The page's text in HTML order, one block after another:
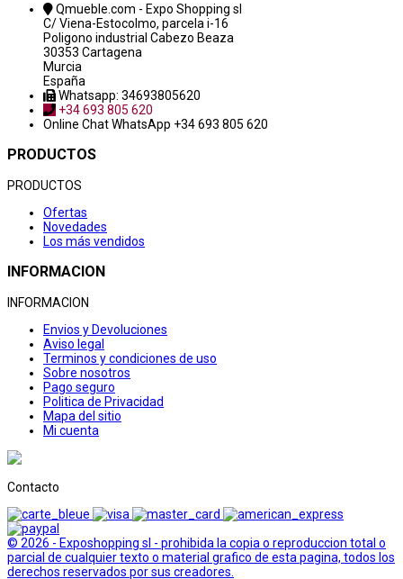
Qmueble.com - Expo Shopping sl
C/ Viena-Estocolmo, parcela i-16
Poligono industrial Cabezo Beaza
30353 Cartagena
Murcia
España
Whatsapp: 34693805620
+34 693 805 620
Online ChatWhatsApp +34 693 805 620
PRODUCTOS
PRODUCTOS
Ofertas
Novedades
Los más vendidos
INFORMACION
INFORMACION
Envios y Devoluciones
Aviso legal
Terminos y condiciones de uso
Sobre nosotros
Pago seguro
Politica de Privacidad
Mapa del sitio
Mi cuenta
Contacto
© 2026 - Exposhopping sl - prohibida la copia o reproduccion total o
parcial de cualquier texto o material grafico de esta pagina, todos los
derechos reservados por sus creadores.